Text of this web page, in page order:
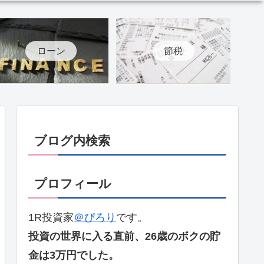
ローン 節税
ブログ内検索
プロフィール
1R投資家＠ぴろり です。
投資の世界に入る直前、26歳のボクの貯
金は3万円でした。